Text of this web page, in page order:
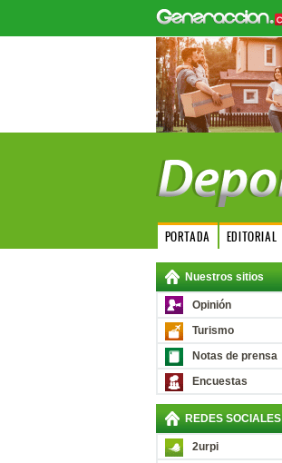
PORTADA EDITORIAL
Nuestros sitios
Opinión
Turismo
Notas de prensa
Encuestas
REDES SOCIALES
2urpi